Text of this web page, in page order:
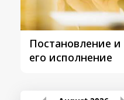
Постановление и
его исполнение